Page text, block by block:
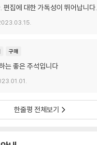
편집에 대한 가독성이 뛰어납니다.
구매
는 좋은 주석입니다
한줄평 전체보기